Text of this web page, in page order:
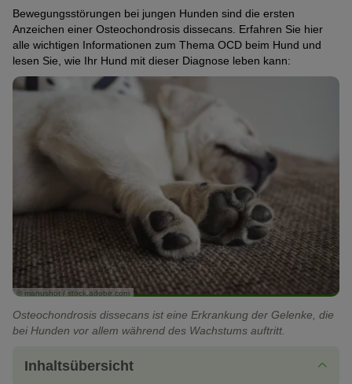
Bewegungsstörungen bei jungen Hunden sind die ersten
Anzeichen einer Osteochondrosis dissecans. Erfahren Sie hier
alle wichtigen Informationen zum Thema OCD beim Hund und
lesen Sie, wie Ihr Hund mit dieser Diagnose leben kann:
© manushot / stock.adobe.com
Osteochondrosis dissecans ist eine Erkrankung der Gelenke, die
bei Hunden vor allem während des Wachstums auftritt.
Inhaltsübersicht